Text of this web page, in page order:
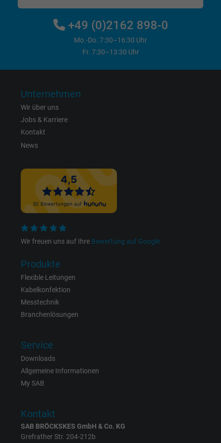
Erzeugt statistische Daten darüber, wie der
Besucher die Website nutzt.
Name IDE, Google DoubleClick
Anbieter Google LLC
Laufzeit
Name test_cookie, Google DoubleClick
Laufzeit 15 Minuten
Zweck
Mithilfe dieser ID kann Google den Nutzer
personalisierte Werbung anzeigen.
Name
Anbieter
Zweck Dies ist ein Conversion Tracking-Service.
+49 (0)2162 898-0
Mo.-Do. 7:30–16:30 Uhr
Fr. 7:30–13:30 Uhr
Unternehmen
Wir über uns
Jobs & Karriere
Kontakt
News
Wir freuen uns auf Ihre Bewertung auf Google
Produkte
Flexible Leitungen
Kabelkonfektion
Messtechnik
Branchenlösungen
Service
Downloads
Allgemeine Informationen
My SAB
Kontakt
SAB BRÖCKSKES GmbH & Co. KG
Grefrather Str. 204-212b